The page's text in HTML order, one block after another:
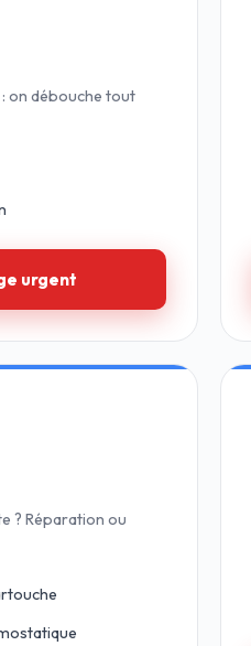
on débouche tout
urgent
? Réparation ou